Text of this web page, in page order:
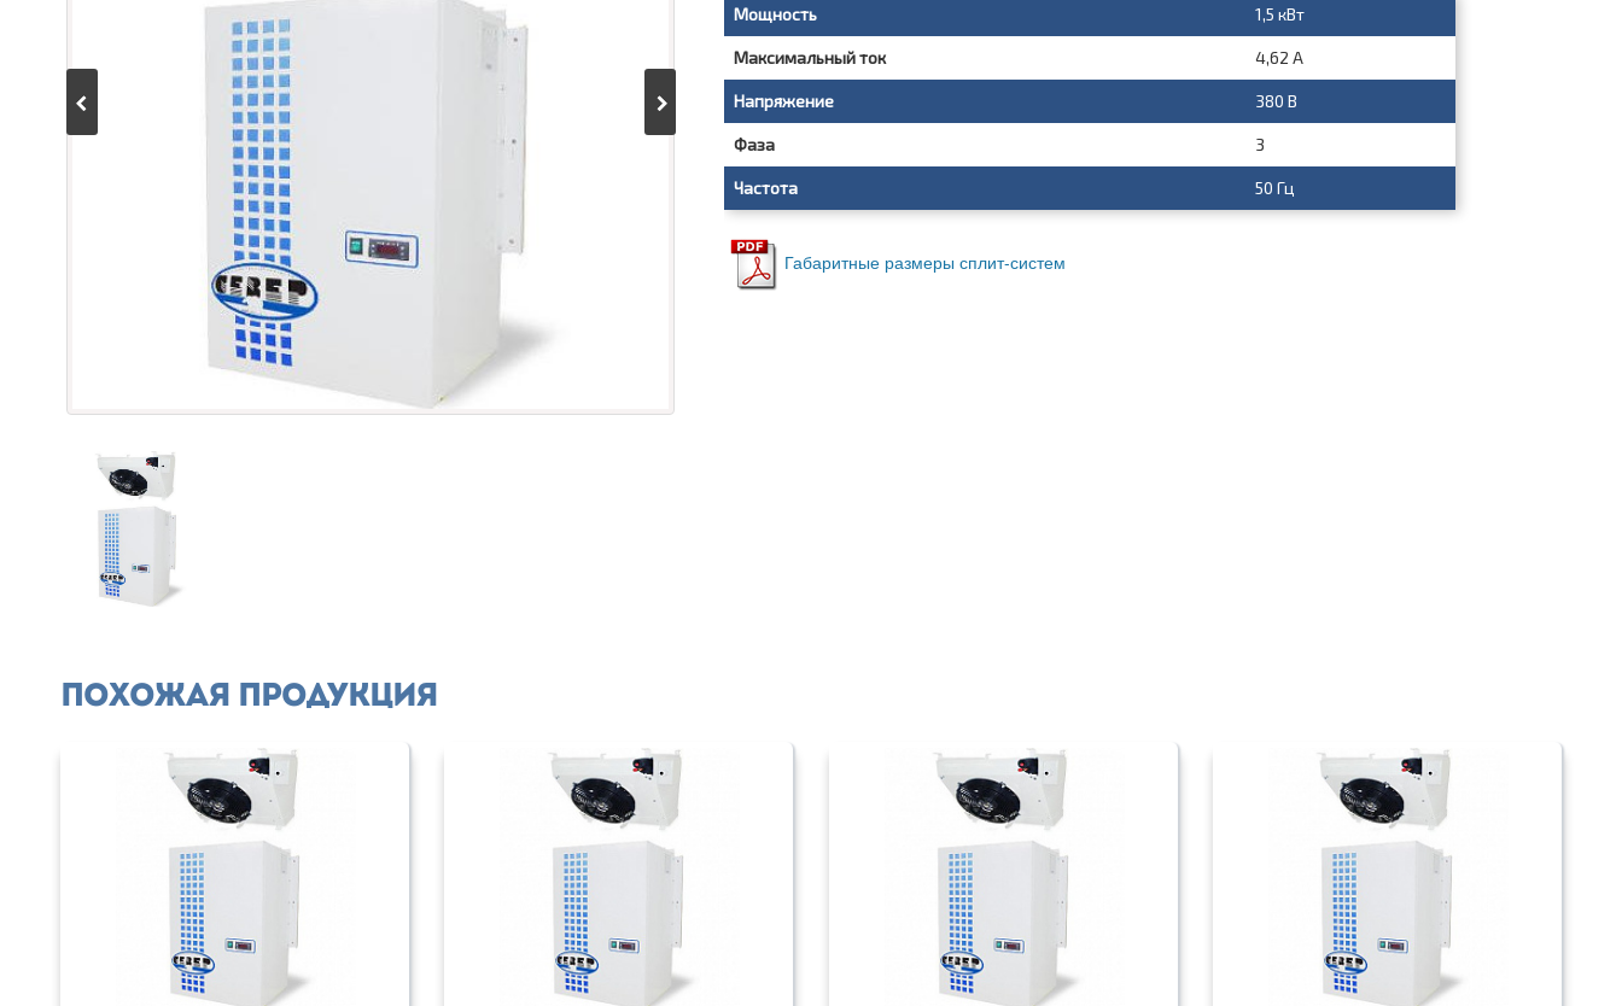
Мощность 1,5 кВт
Максимальный ток 4,62 А
Напряжение 380 В
Фаза 3
Частота 50 Гц
Габаритные размеры сплит-систем
Похожая продукция